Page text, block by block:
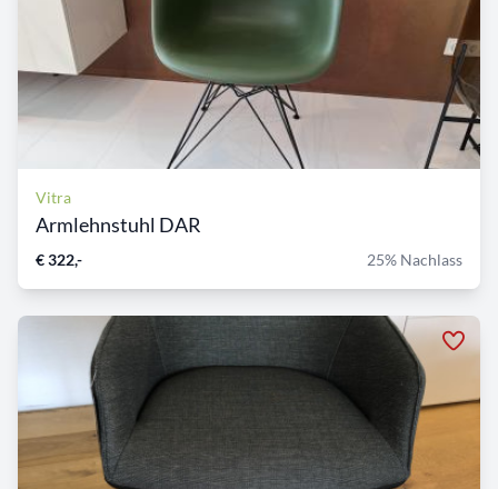
Vitra
Armlehnstuhl DAR
€ 322,- 25% Nachlass